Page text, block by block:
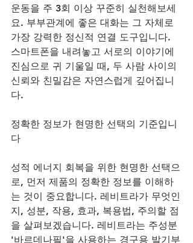
운동을 주 3회 이상 꾸준히 실천해보세
요. 부부관계에 좋은 대화는 그 자체로
가장 강력한 정신적 연결 도구입니다.
스마트폰을 내려놓고 서로의 이야기에
진심으로 귀 기울일 때, 두 사람 사이의
신뢰와 친밀감은 자연스럽게 깊어집니
다.
정확한 정보가 현명한 선택의 기준입니
다
성적 에너지 회복을 위한 현명한 선택으
로, 먼저 제품의 정확한 정보를 이해하
는 것이 중요합니다. 레비트라가 무엇인
지, 성분, 작용, 효과, 복용법, 주의할 점
을 살펴보겠습니다. 레비트라는 주성분
'바르데나필'을 사용하는 경구용 발기부